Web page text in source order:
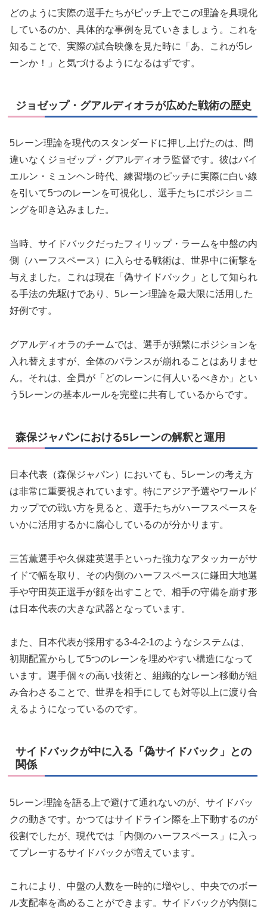
どのように実際の選手たちがピッチ上でこの理論を具現化
しているのか、具体的な事例を見ていきましょう。これを
知ることで、実際の試合映像を見た時に「あ、これが5レ
ーンか！」と気づけるようになるはずです。
ジョゼップ・グアルディオラが広めた戦術の歴史
5レーン理論を現代のスタンダードに押し上げたのは、間
違いなくジョゼップ・グアルディオラ監督です。彼はバイ
エルン・ミュンヘン時代、練習場のピッチに実際に白い線
を引いて5つのレーンを可視化し、選手たちにポジショニ
ングを叩き込みました。
当時、サイドバックだったフィリップ・ラームを中盤の内
側（ハーフスペース）に入らせる戦術は、世界中に衝撃を
与えました。これは現在「偽サイドバック」として知られ
る手法の先駆けであり、5レーン理論を最大限に活用した
好例です。
グアルディオラのチームでは、選手が頻繁にポジションを
入れ替えますが、全体のバランスが崩れることはありませ
ん。それは、全員が「どのレーンに何人いるべきか」とい
う5レーンの基本ルールを完璧に共有しているからです。
森保ジャパンにおける5レーンの解釈と運用
日本代表（森保ジャパン）においても、5レーンの考え方
は非常に重要視されています。特にアジア予選やワールド
カップでの戦い方を見ると、選手たちがハーフスペースを
いかに活用するかに腐心しているのが分かります。
三笘薫選手や久保建英選手といった強力なアタッカーがサ
イドで幅を取り、その内側のハーフスペースに鎌田大地選
手や守田英正選手が顔を出すことで、相手の守備を崩す形
は日本代表の大きな武器となっています。
また、日本代表が採用する3-4-2-1のようなシステムは、
初期配置からして5つのレーンを埋めやすい構造になって
います。選手個々の高い技術と、組織的なレーン移動が組
み合わさることで、世界を相手にしても対等以上に渡り合
えるようになっているのです。
サイドバックが中に入る「偽サイドバック」との
関係
5レーン理論を語る上で避けて通れないのが、サイドバッ
クの動きです。かつてはサイドライン際を上下動するのが
役割でしたが、現代では「内側のハーフスペース」に入っ
てプレーするサイドバックが増えています。
これにより、中盤の人数を一時的に増やし、中央でのボー
ル支配率を高めることができます。サイドバックが内側に